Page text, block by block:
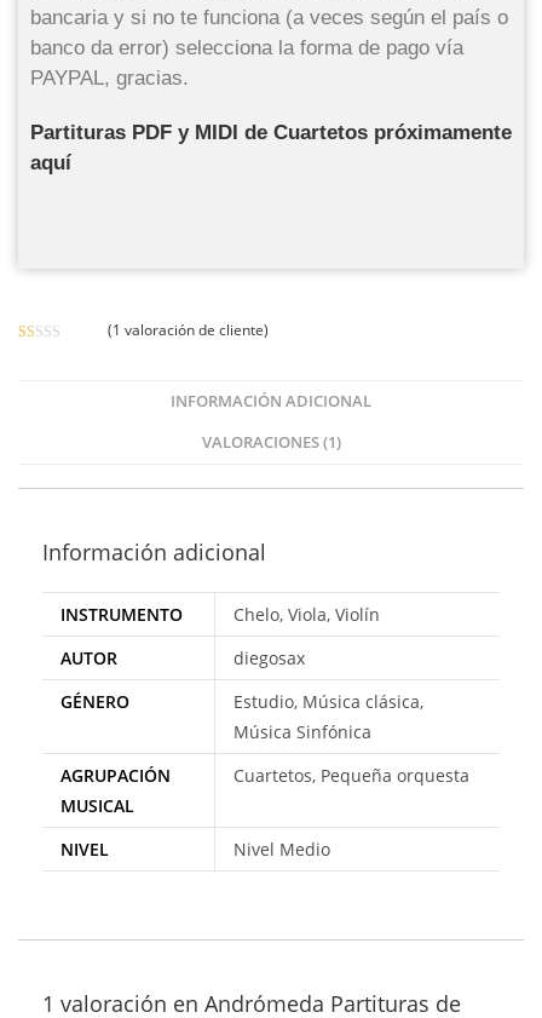
bancaria y si no te funciona (a veces según el país o
banco da error) selecciona la forma de pago vía
PAYPAL, gracias.
Partituras PDF y MIDI de Cuartetos próximamente
aquí
n
(1 valoración de cliente)
INFORMACIÓN ADICIONAL
VALORACIONES (1)
Información adicional
INSTRUMENTO
Chelo, Viola, Violín
AUTOR
diegosax
GÉNERO
Estudio, Música clásica,
Música Sinfónica
AGRUPACIÓN
MUSICAL
Cuartetos, Pequeña orquesta
NIVEL Nivel Medio
1 valoración en Andrómeda Partituras de